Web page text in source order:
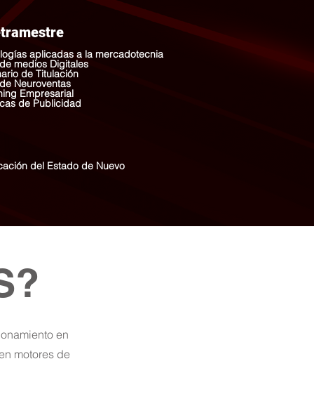
aplicadas a la mercadotecnia
medios Digitales
de Titulación
Neuroventas
Empresarial
de Publicidad
del Estado de Nuevo
en
motores de